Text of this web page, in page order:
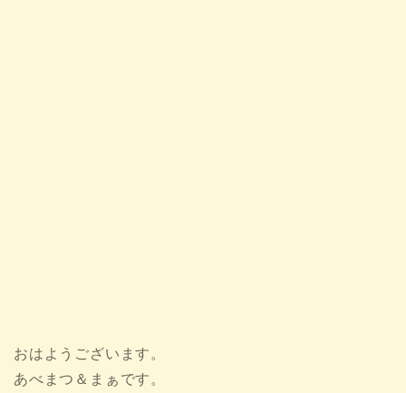
おはようございます。
あべまつ＆まぁです。